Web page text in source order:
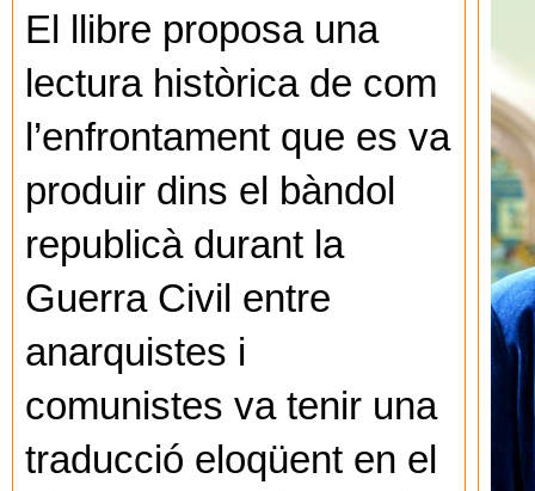
El llibre proposa una
lectura històrica de com
l’enfrontament que es va
produir dins el bàndol
republicà durant la
Guerra Civil entre
anarquistes i
comunistes va tenir una
traducció eloqüent en el